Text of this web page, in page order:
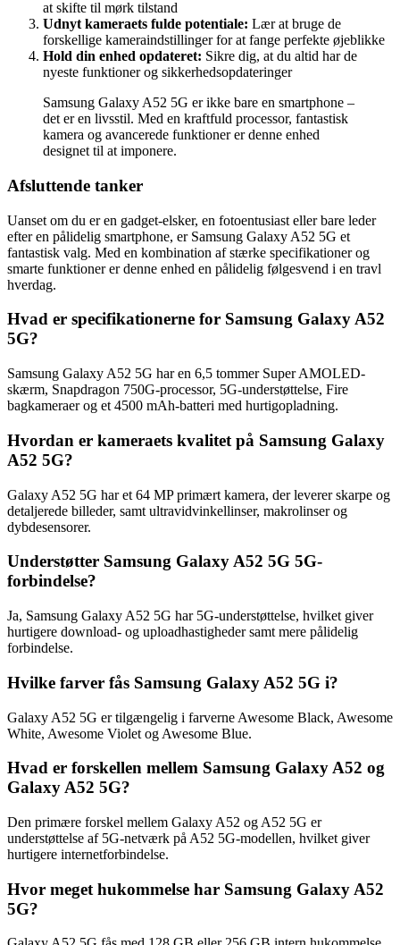
at skifte til mørk tilstand
Udnyt kameraets fulde potentiale: Lær at bruge de
forskellige kameraindstillinger for at fange perfekte øjeblikke
Hold din enhed opdateret: Sikre dig, at du altid har de
nyeste funktioner og sikkerhedsopdateringer
Samsung Galaxy A52 5G er ikke bare en smartphone –
det er en livsstil. Med en kraftfuld processor, fantastisk
kamera og avancerede funktioner er denne enhed
designet til at imponere.
Afsluttende tanker
Uanset om du er en gadget-elsker, en fotoentusiast eller bare leder
efter en pålidelig smartphone, er Samsung Galaxy A52 5G et
fantastisk valg. Med en kombination af stærke specifikationer og
smarte funktioner er denne enhed en pålidelig følgesvend i en travl
hverdag.
Hvad er specifikationerne for Samsung Galaxy A52
5G?
Samsung Galaxy A52 5G har en 6,5 tommer Super AMOLED-
skærm, Snapdragon 750G-processor, 5G-understøttelse, Fire
bagkameraer og et 4500 mAh-batteri med hurtigopladning.
Hvordan er kameraets kvalitet på Samsung Galaxy
A52 5G?
Galaxy A52 5G har et 64 MP primært kamera, der leverer skarpe og
detaljerede billeder, samt ultravidvinkellinser, makrolinser og
dybdesensorer.
Understøtter Samsung Galaxy A52 5G 5G-
forbindelse?
Ja, Samsung Galaxy A52 5G har 5G-understøttelse, hvilket giver
hurtigere download- og uploadhastigheder samt mere pålidelig
forbindelse.
Hvilke farver fås Samsung Galaxy A52 5G i?
Galaxy A52 5G er tilgængelig i farverne Awesome Black, Awesome
White, Awesome Violet og Awesome Blue.
Hvad er forskellen mellem Samsung Galaxy A52 og
Galaxy A52 5G?
Den primære forskel mellem Galaxy A52 og A52 5G er
understøttelse af 5G-netværk på A52 5G-modellen, hvilket giver
hurtigere internetforbindelse.
Hvor meget hukommelse har Samsung Galaxy A52
5G?